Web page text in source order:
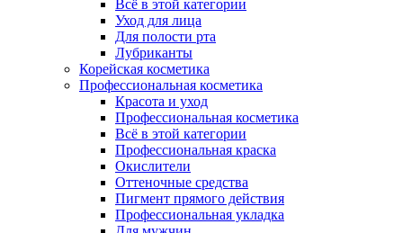
Всё в этой категории
Уход для лица
Для полости рта
Лубриканты
Корейская косметика
Профессиональная косметика
Красота и уход
Профессиональная косметика
Всё в этой категории
Профессиональная краска
Окислители
Оттеночные средства
Пигмент прямого действия
Профессиональная укладка